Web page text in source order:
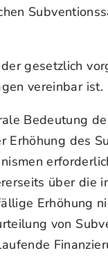
gesetzlich
vereinbar ist.
Bedeutung
Erhöhung des
über die
Erhöhung
von